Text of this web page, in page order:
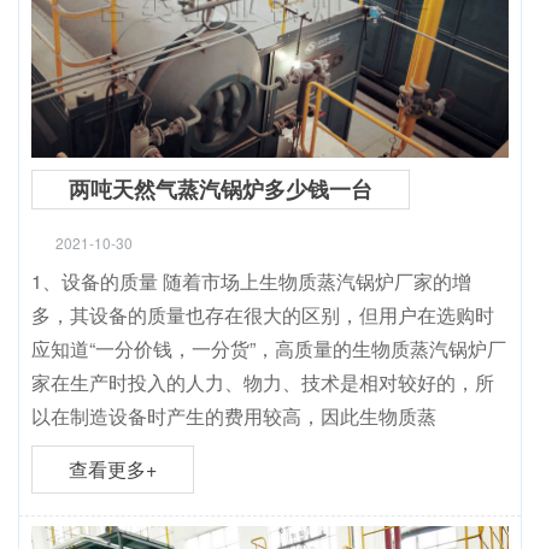
两吨天然气蒸汽锅炉多少钱一台
2021-10-30
1、设备的质量 随着市场上生物质蒸汽锅炉厂家的增
多，其设备的质量也存在很大的区别，但用户在选购时
应知道“一分价钱，一分货”，高质量的生物质蒸汽锅炉厂
家在生产时投入的人力、物力、技术是相对较好的，所
以在制造设备时产生的费用较高，因此生物质蒸
查看更多+